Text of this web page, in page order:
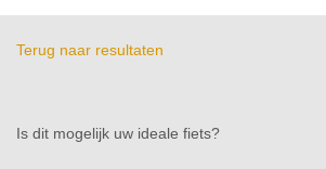
Terug naar resultaten
Is dit mogelijk uw ideale fiets?